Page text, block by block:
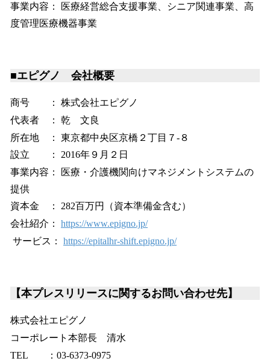
事業内容： 医療経営総合支援事業、シニア関連事業、高
度管理医療機器事業
■エピグノ 会社概要
商号 ： 株式会社エピグノ
代表者 ： 乾 文良
所在地 ： 東京都中央区京橋２丁目７-８
設立 ： 2016年９月２日
事業内容： 医療・介護機関向けマネジメントシステムの
提供
資本金 ： 282百万円（資本準備金含む）
会社紹介： https://www.epigno.jp/
サービス： https://epitalhr-shift.epigno.jp/
【本プレスリリースに関するお問い合わせ先】
株式会社エピグノ
コーポレート本部長 清水
TEL ：03-6373-0975